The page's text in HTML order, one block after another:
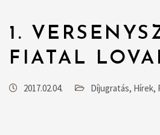
1.
FIATAL
2017.02.04. Díjugratás, Hírek,